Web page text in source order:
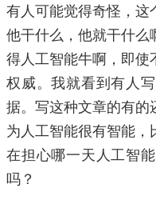
有人可能觉得奇怪，这
他干什么，他就干什么
得人工智能牛啊，即使
权威。我就看到有人
据。写这种文章的有的
为人工智能很有智能
在担心哪一天人工智
吗？